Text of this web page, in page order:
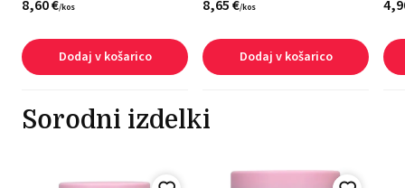
8,60€/kos
Dodaj v košarico
8,65€/kos
Dodaj v košarico
4,
Sorodni izdelki